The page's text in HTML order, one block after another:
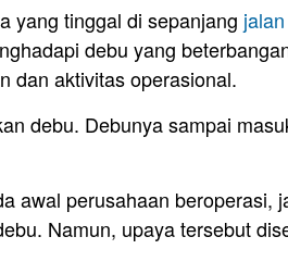
yang tinggal di sepanjang jalan
debu yang
dan aktivitas operasional.
debu. Debunya sampai
awal perusahaan beroperasi,
Namun, upaya tersebut